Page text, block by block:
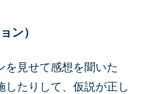
ン）
を見せて感想を聞いた
したりして、仮説が正し